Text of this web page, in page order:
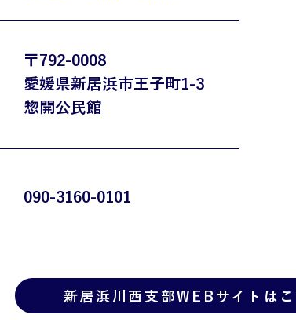
〒792-0008
​愛媛県新居浜市王子町1-3
惣開公民館
090-3160-0101
新居浜川西支部WEBサイトはこ